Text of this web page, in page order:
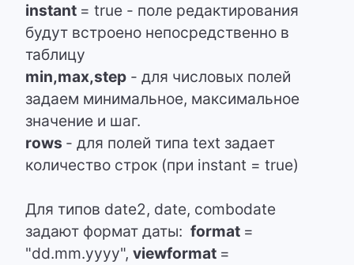
instant = true - поле редактирования
будут встроено непосредственно в
таблицу
min,max,step - для числовых полей
задаем минимальное, максимальное
значение и шаг.
rows - для полей типа text задает
количество строк (при instant = true)
Для типов date2, date, combodate
задают формат даты: format =
"dd.mm.yyyy", viewformat =